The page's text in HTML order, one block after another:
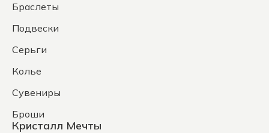
Браслеты
Подвески
Серьги
Колье
Сувениры
Броши
Кристалл Мечты